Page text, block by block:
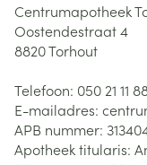
Centrumapotheek
Oostendestraat 4
8820Torhout
Telefoon: 050 21 11
E-mailadres:
APB nummer:
Apotheek titularis: